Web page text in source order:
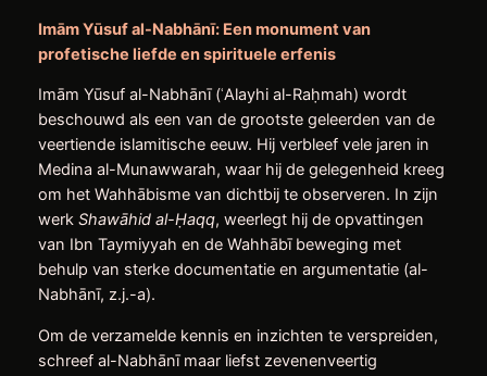
Imām Yūsuf al-Nabhānī: Een monument van
profetische liefde en spirituele erfenis
Imām Yūsuf al-Nabhānī (ʿAlayhi al-Raḥmah) wordt
beschouwd als een van de grootste geleerden van de
veertiende islamitische eeuw. Hij verbleef vele jaren in
Medina al-Munawwarah, waar hij de gelegenheid kreeg
om het Wahhābisme van dichtbij te observeren. In zijn
werk Shawāhid al-Ḥaqq, weerlegt hij de opvattingen
van Ibn Taymiyyah en de Wahhābī beweging met
behulp van sterke documentatie en argumentatie (al-
Nabhānī, z.j.-a).
Om de verzamelde kennis en inzichten te verspreiden,
schreef al-Nabhānī maar liefst zevenenveertig